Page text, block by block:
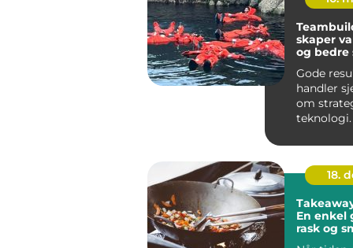
skaper
og bedre
Gode
handler
om
stoler på...
18.
En enkel
rask og